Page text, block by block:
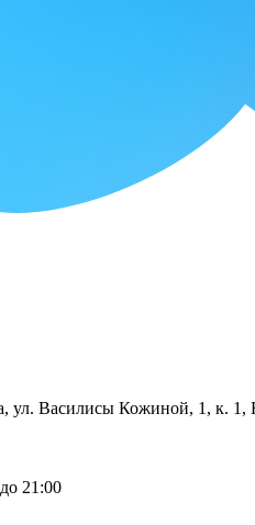
ул. Василисы Кожиной, 1, к.
21:00